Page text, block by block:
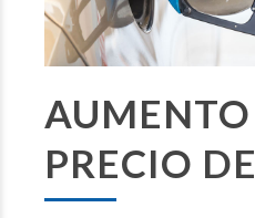
PRECIO